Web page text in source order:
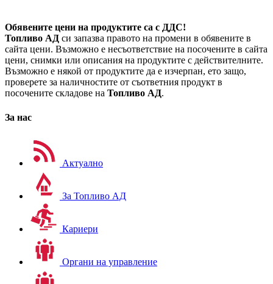
Обявените цени на продуктите са с ДДС!
Топливо АД си запазва правото на промени в обявените в
сайта цени. Възможно е несъответствие на посочените в сайта
цени, снимки или описания на продуктите с действителните.
Възможно е някой от продуктите да е изчерпан, ето защо,
проверете за наличностите от съответния продукт в
посочените складове на Топливо АД.
За нас
Актуално
За Топливо АД
Кариери
Органи на управление